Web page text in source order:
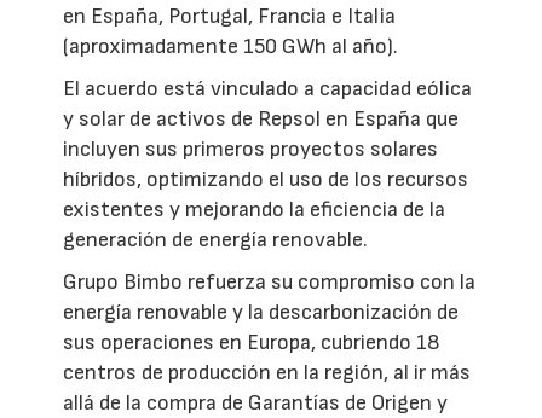
en España, Portugal, Francia e Italia
(aproximadamente 150 GWh al año).
El acuerdo está vinculado a capacidad eólica
y solar de activos de Repsol en España que
incluyen sus primeros proyectos solares
híbridos, optimizando el uso de los recursos
existentes y mejorando la eficiencia de la
generación de energía renovable.
Grupo Bimbo refuerza su compromiso con la
energía renovable y la descarbonización de
sus operaciones en Europa, cubriendo 18
centros de producción en la región, al ir más
allá de la compra de Garantías de Origen y